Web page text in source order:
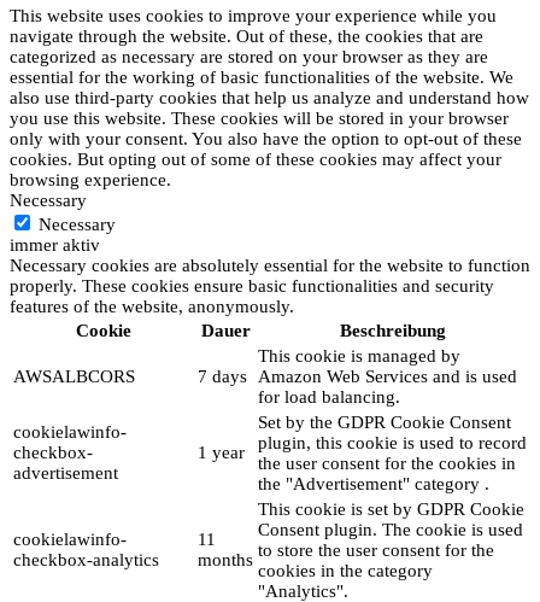
This website uses cookies to improve your experience while you
navigate through the website. Out of these, the cookies that are
categorized as necessary are stored on your browser as they are
essential for the working of basic functionalities of the website. We
also use third-party cookies that help us analyze and understand how
you use this website. These cookies will be stored in your browser
only with your consent. You also have the option to opt-out of these
cookies. But opting out of some of these cookies may affect your
browsing experience.
Necessary
Necessary
immer aktiv
Necessary cookies are absolutely essential for the website to function
properly. These cookies ensure basic functionalities and security
features of the website, anonymously.
Cookie
Dauer Beschreibung
AWSALBCORS 7 days
This cookie is managed by
Amazon Web Services and is used
for load balancing.
cookielawinfo-
checkbox-
advertisement
1 year
Set by the GDPR Cookie Consent
plugin, this cookie is used to record
the user consent for the cookies in
the "Advertisement" category .
cookielawinfo-
checkbox-analytics
11
months
This cookie is set by GDPR Cookie
Consent plugin. The cookie is used
to store the user consent for the
cookies in the category
"Analytics".